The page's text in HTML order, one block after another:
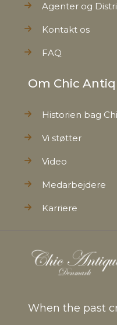
Agenter og
Kontakt os
FAQ
Om Chic
Historien bag
Vi støtter
Video
Medarbejdere
Karriere
When the past